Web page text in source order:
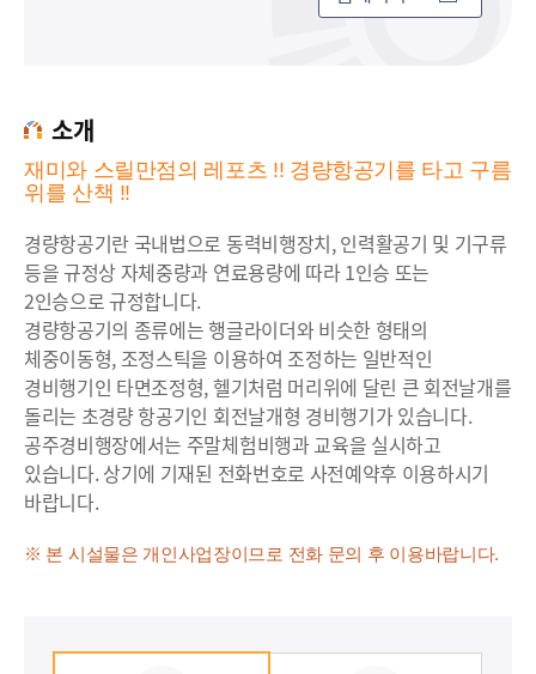
소개
재미와 스릴만점의 레포츠 !! 경량항공기를 타고 구름
위를 산책 !!
경량항공기란 국내법으로 동력비행장치, 인력활공기 및 기구류
등을 규정상 자체중량과 연료용량에 따라 1인승 또는
2인승으로 규정합니다.
경량항공기의 종류에는 행글라이더와 비슷한 형태의
체중이동형, 조정스틱을 이용하여 조정하는 일반적인
경비행기인 타면조정형, 헬기처럼 머리위에 달린 큰 회전날개를
돌리는 초경량 항공기인 회전날개형 경비행기가 있습니다.
공주경비행장에서는 주말체험비행과 교육을 실시하고
있습니다. 상기에 기재된 전화번호로 사전예약후 이용하시기
바랍니다.
※ 본 시설물은 개인사업장이므로 전화 문의 후 이용바랍니다.